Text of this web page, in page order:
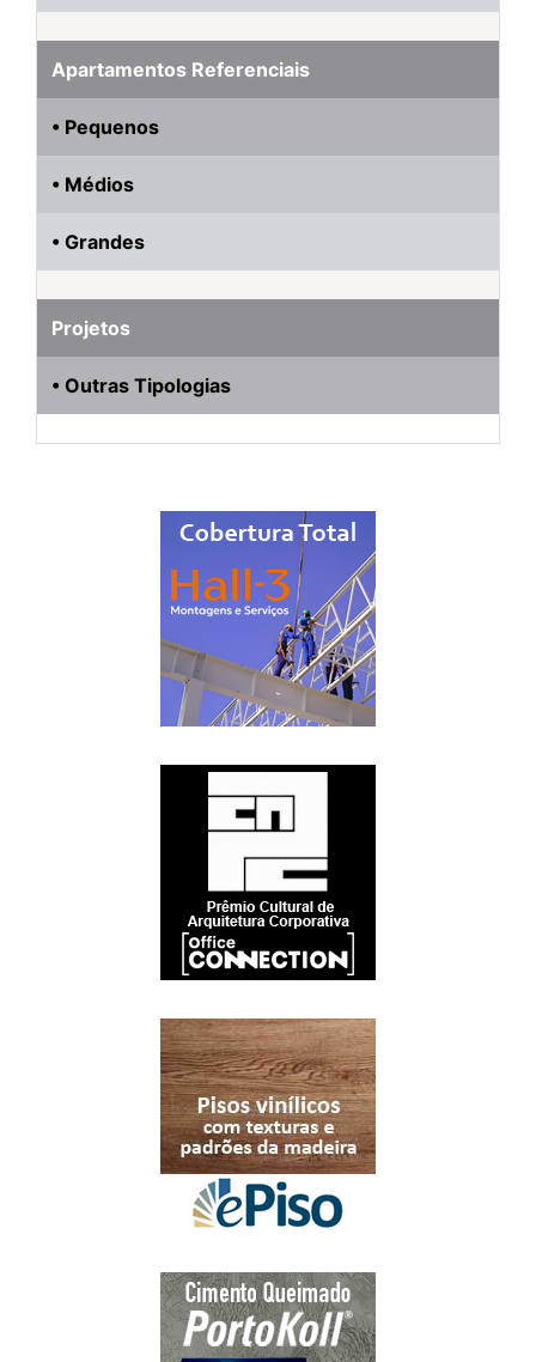
Apartamentos Referenciais
• Pequenos
• Médios
• Grandes
Projetos
• Outras Tipologias